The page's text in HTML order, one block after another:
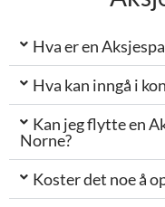
Hva er en
Hva kan inngå i
Kan jeg flytte en
Norne?
Koster det noe å